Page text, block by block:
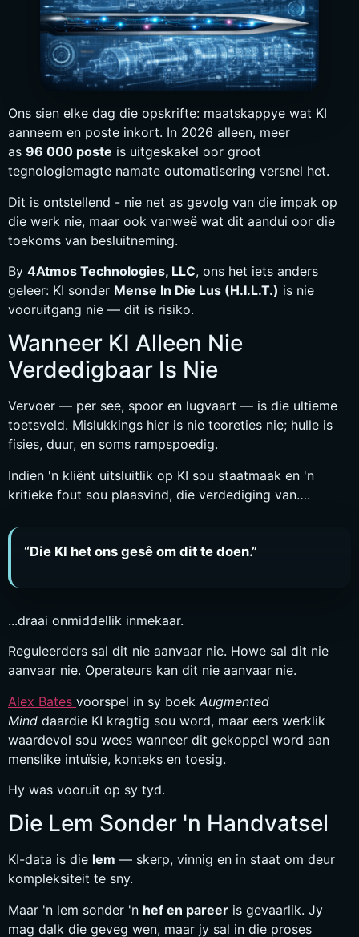
Ons sien elke dag die opskrifte: maatskappye wat KI
aanneem en poste inkort. In 2026 alleen, meer
as 96 000 poste is uitgeskakel oor groot
tegnologiemagte namate outomatisering versnel het.
Dit is ontstellend - nie net as gevolg van die impak op
die werk nie, maar ook vanweë wat dit aandui oor die
toekoms van besluitneming.
By 4Atmos Technologies, LLC, ons het iets anders
geleer: KI sonder Mense In Die Lus (H.I.L.T.) is nie
vooruitgang nie — dit is risiko.
Wanneer KI Alleen Nie
Verdedigbaar Is Nie
Vervoer — per see, spoor en lugvaart — is die ultieme
toetsveld. Mislukkings hier is nie teoreties nie; hulle is
fisies, duur, en soms rampspoedig.
Indien 'n kliënt uitsluitlik op KI sou staatmaak en 'n
kritieke fout sou plaasvind, die verdediging van….
“Die KI het ons gesê om dit te doen.”
...draai onmiddellik inmekaar.
Reguleerders sal dit nie aanvaar nie. Howe sal dit nie
aanvaar nie. Operateurs kan dit nie aanvaar nie.
Alex Bates voorspel in sy boek Augmented
Mind daardie KI kragtig sou word, maar eers werklik
waardevol sou wees wanneer dit gekoppel word aan
menslike intuïsie, konteks en toesig.
Hy was vooruit op sy tyd.
Die Lem Sonder 'n Handvatsel
KI-data is die lem — skerp, vinnig en in staat om deur
kompleksiteit te sny.
Maar 'n lem sonder 'n hef en pareer is gevaarlik. Jy
mag dalk die geveg wen, maar jy sal in die proses